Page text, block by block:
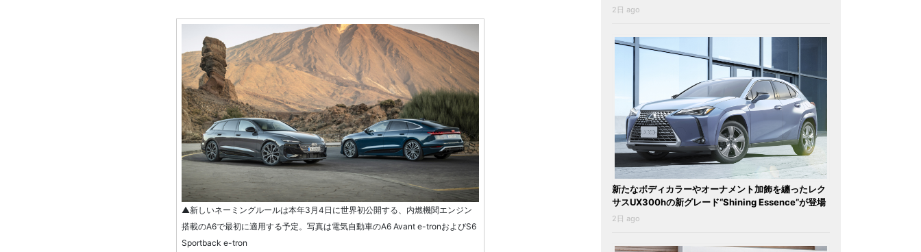
▲新しいネーミングルールは本年3月4日に世界初公開する、内燃機関エンジン
搭載のA6で最初に適用する予定。写真は電気自動車のA6 Avant e-tronおよびS6
Sportback e-tron
2日 ago
新たなボディカラーやオーナメント加飾を纏ったレク
サスUX300hの新グレード“Shining Essence”が登場
2日 ago